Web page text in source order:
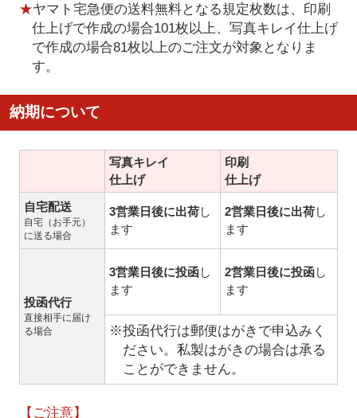
★ヤマト宅急便の送料無料となる規定枚数は、印刷
仕上げで作成の場合101枚以上、写真キレイ仕上げ
で作成の場合81枚以上のご注文が対象となりま
す。
納期について
写真キレイ
仕上げ
印刷
仕上げ
自宅配送
自宅（お手元）
に送る場合
3営業日後に出荷し
ます
2営業日後に出荷し
ます
投函代行
直接相手に届け
る場合
3営業日後に投函し
ます
2営業日後に投函し
ます
※投函代行は郵便はがきで申込みく
ださい。私製はがきの場合は承る
ことができません。
【ご注意】